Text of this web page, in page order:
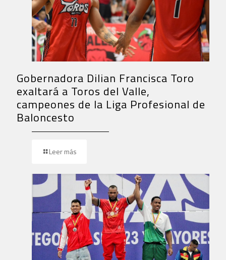
Gobernadora Dilian Francisca Toro
exaltará a Toros del Valle,
campeones de la Liga Profesional de
Baloncesto
Leer más